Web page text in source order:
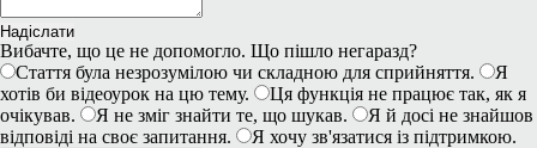
Надіслати
Вибачте, що це не допомогло. Що пішло негаразд?
Стаття була незрозумілою чи складною для сприйняття.
Я
хотів би відеоурок на цю тему.
Ця функція не працює так, як я
очікував.
Я не зміг знайти те, що шукав.
Я й досі не знайшов
відповіді на своє запитання.
Я хочу зв'язатися із підтримкою.